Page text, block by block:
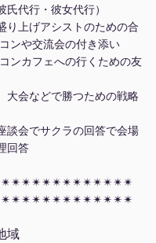
氏代行・彼女代行）
り上げアシストのための合
ンや交流会の付き添い
ンカフェへの行くための友
大会などで勝つための戦略
談会でサクラの回答で会場
回答
域